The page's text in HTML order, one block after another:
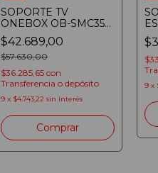
SOPORTE TV
ONEBOX OB-SMC35
DOBLE BRAZO
MOVIBLE
INCLINABLE 35KG 32"
A 58" - Color: Negro
$42.689,00
$57.630,00
$36.285,65con
Transferencia o depósito
9 x $4.743,22 sin interés
9 x